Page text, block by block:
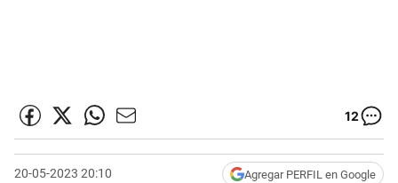
12
20-05-2023 20:10 Agregar PERFIL en Google